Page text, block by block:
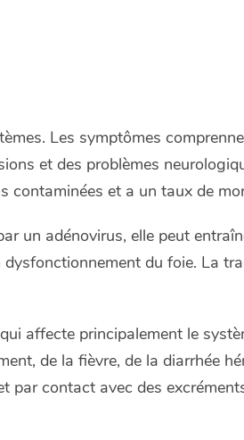
Les symptômes
et des problèmes
et a un taux de
un adénovirus, elle peut
du foie. La
affecte principalement le
de la fièvre, de la diarrhée
par contact avec des